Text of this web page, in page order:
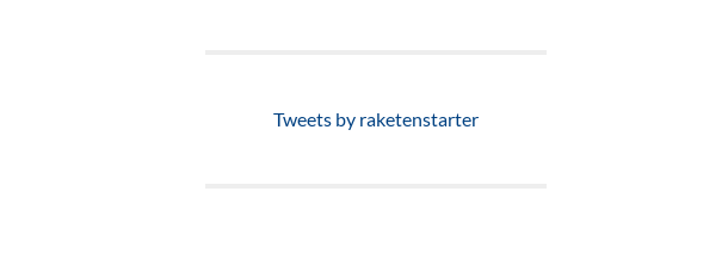
Tweets by raketenstarter